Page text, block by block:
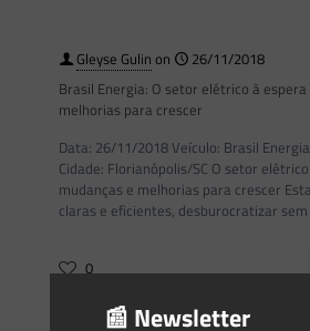
Gleyse Gulin on
26/11/2018
Brasil Energia: O setor elétrico à
melhorias para crescer
Data: 26/11/2018 Veículo: Brasil
Cidade: Florianópolis/SC O setor
mudanças e melhorias para crescer
claras e eficientes, desburocratizar sem
0
📰 Newsletter